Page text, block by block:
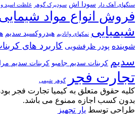
سنگهای آهک دار
سودا اش سودپرک گوهر غلظت اسید و
فروش انواع مواد
شیمیایی نمکهای وانادیم هیدروکسید سدیم
شوینده پودر ظرفشویی کاربرد های
سدیم کربنات سدیم جامبو کربنات سدیم
تجارت فجر
گوهر شیمی
کلیه حقوق متعلق به کیمیا تجارت فجر
بدون کسب اجازه ممنوع می باشد.
طراحی توسط یار تجهیز